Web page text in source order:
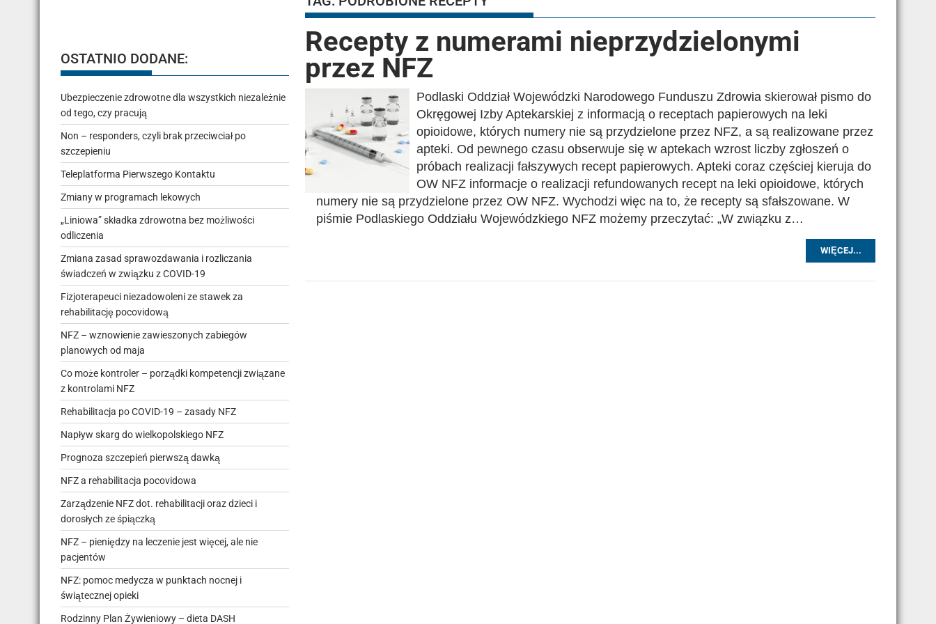
Recepty z numerami nieprzydzielonymi
przez NFZ
Podlaski Oddział Wojewódzki Narodowego Funduszu Zdrowia skierował pismo do
Okręgowej Izby Aptekarskiej z informacją o receptach papierowych na leki
opioidowe, których numery nie są przydzielone przez NFZ, a są realizowane przez
apteki. Od pewnego czasu obserwuje się w aptekach wzrost liczby zgłoszeń o
próbach realizacji fałszywych recept papierowych. Apteki coraz częściej kieruja do
OW NFZ informacje o realizacji refundowanych recept na leki opioidowe, których
numery nie są przydzielone przez OW NFZ. Wychodzi więc na to, że recepty są sfałszowane. W
piśmie Podlaskiego Oddziału Wojewódzkiego NFZ możemy przeczytać: „W związku z…
WIĘCEJ...
OSTATNIO DODANE:
Ubezpieczenie zdrowotne dla wszystkich niezależnie
od tego, czy pracują
Non – responders, czyli brak przeciwciał po
szczepieniu
Teleplatforma Pierwszego Kontaktu
Zmiany w programach lekowych
„Liniowa” składka zdrowotna bez możliwości
odliczenia
Zmiana zasad sprawozdawania i rozliczania
świadczeń w związku z COVID-19
Fizjoterapeuci niezadowoleni ze stawek za
rehabilitację pocovidową
NFZ – wznowienie zawieszonych zabiegów
planowych od maja
Co może kontroler – porządki kompetencji związane
z kontrolami NFZ
Rehabilitacja po COVID-19 – zasady NFZ
Napływ skarg do wielkopolskiego NFZ
Prognoza szczepień pierwszą dawką
NFZ a rehabilitacja pocovidowa
Zarządzenie NFZ dot. rehabilitacji oraz dzieci i
dorosłych ze śpiączką
NFZ – pieniędzy na leczenie jest więcej, ale nie
pacjentów
NFZ: pomoc medycza w punktach nocnej i
świątecznej opieki
Rodzinny Plan Żywieniowy – dieta DASH